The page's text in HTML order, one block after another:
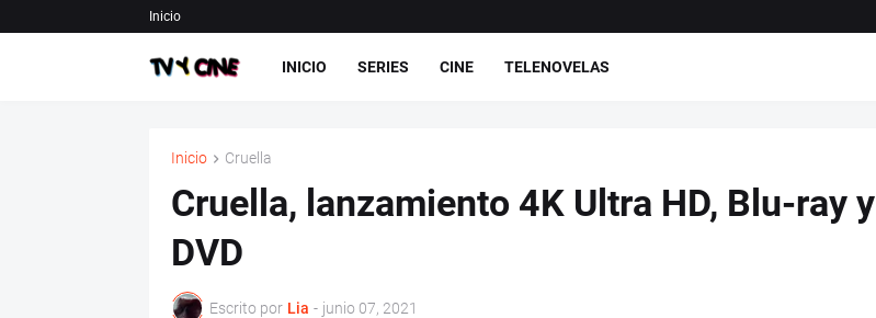
Inicio
INICIO SERIES CINE TELENOVELAS
Inicio Cruella
Cruella, lanzamiento 4K Ultra HD, Blu-ray y
DVD
Escrito por Lia - junio 07, 2021